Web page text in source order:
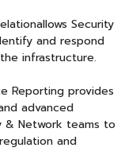
Security
and respond
infrastructure.
Reporting provides
advanced
& Network teams to
and